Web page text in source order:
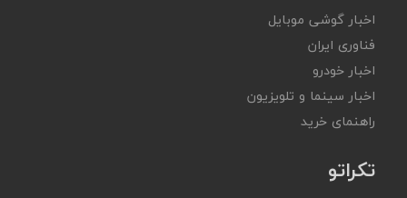
اخبار گوشی موبایل
فناوری ایران
اخبار خودرو
اخبار سینما و تلویزیون
راهنمای خرید
تکراتو